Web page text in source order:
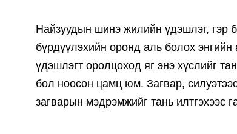
Найзуудын шинэ жилийн үдэшлэг, гэр
бүрдүүлэхийн оронд аль болох энгийн
үдэшлэгт оролцоход яг энэ хүслийг
бол ноосон цамц юм. Загвар,
загварын мэдрэмжийг тань илтгэхээс